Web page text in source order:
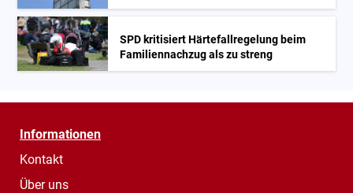
SPD kritisiert Härtefallregelung beim
Familiennachzug als zu streng
Informationen
Kontakt
Über uns